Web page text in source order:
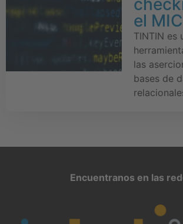
el
TINTIN es
las
bases de
Encuentranos en las